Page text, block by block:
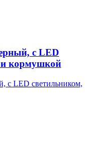
с LED
и кормушкой